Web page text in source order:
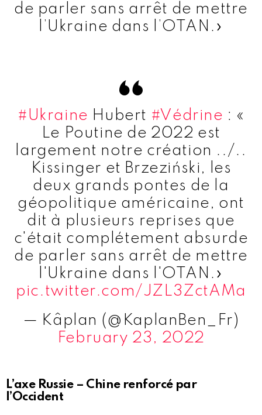
de parler sans arrêt de mettre
l’Ukraine dans l’OTAN.»
#Ukraine Hubert #Védrine : «
Le Poutine de 2022 est
largement notre création ../..
Kissinger et Brzeziński, les
deux grands pontes de la
géopolitique américaine, ont
dit à plusieurs reprises que
c'était complétement absurde
de parler sans arrêt de mettre
l'Ukraine dans l'OTAN.»
pic.twitter.com/JZL3ZctAMa
— Kâplan (@KaplanBen_Fr)
February 23, 2022
L’axe Russie – Chine renforcé par
l’Occident